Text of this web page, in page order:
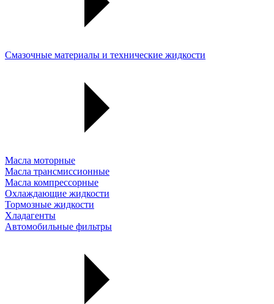
Смазочные материалы и технические жидкости
Масла моторные
Масла трансмиссионные
Масла компрессорные
Охлаждающие жидкости
Тормозные жидкости
Хладагенты
Автомобильные фильтры